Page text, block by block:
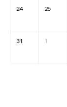
24 25
31 1